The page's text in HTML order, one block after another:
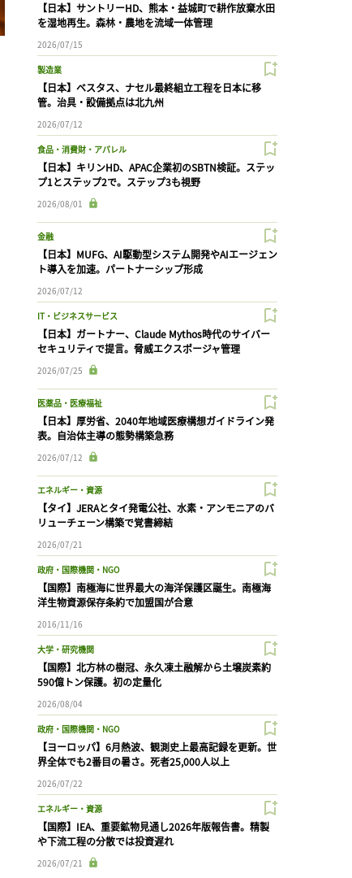
【日本】サントリーHD、熊本・益城町で耕作放棄水田
を湿地再生。森林・農地を流域一体管理
2026/07/15
製造業
【日本】ベスタス、ナセル最終組立工程を日本に移
管。治具・設備拠点は北九州
2026/07/12
食品・消費財・アパレル
【日本】キリンHD、APAC企業初のSBTN検証。ステッ
プ1とステップ2で。ステップ3も視野
2026/08/01
金融
【日本】MUFG、AI駆動型システム開発やAIエージェン
ト導入を加速。パートナーシップ形成
2026/07/12
IT・ビジネスサービス
【日本】ガートナー、Claude Mythos時代のサイバー
セキュリティで提言。脅威エクスポージャ管理
2026/07/25
医薬品・医療福祉
【日本】厚労省、2040年地域医療構想ガイドライン発
表。自治体主導の態勢構築急務
2026/07/12
エネルギー・資源
【タイ】JERAとタイ発電公社、水素・アンモニアのバ
リューチェーン構築で覚書締結
2026/07/21
政府・国際機関・NGO
【国際】南極海に世界最大の海洋保護区誕生。南極海
洋生物資源保存条約で加盟国が合意
2016/11/16
大学・研究機関
【国際】北方林の樹冠、永久凍土融解から土壌炭素約
590億トン保護。初の定量化
2026/08/04
政府・国際機関・NGO
【ヨーロッパ】6月熱波、観測史上最高記録を更新。世
界全体でも2番目の暑さ。死者25,000人以上
2026/07/22
エネルギー・資源
【国際】IEA、重要鉱物見通し2026年版報告書。精製
や下流工程の分散では投資遅れ
2026/07/21